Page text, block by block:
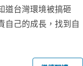
道台灣環境被搞砸
自己的成長，找到自